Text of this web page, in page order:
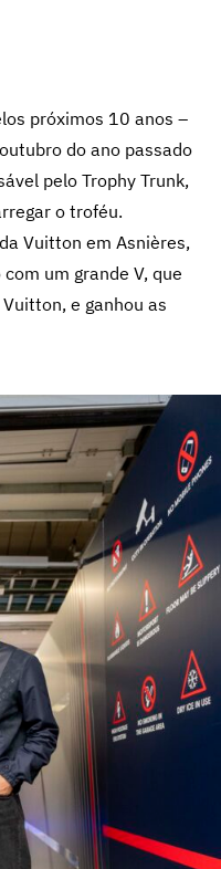
próximos 10 anos –
do ano passado
pelo Trophy Trunk,
o troféu.
Vuitton em Asnières,
um grande V, que
e ganhou as